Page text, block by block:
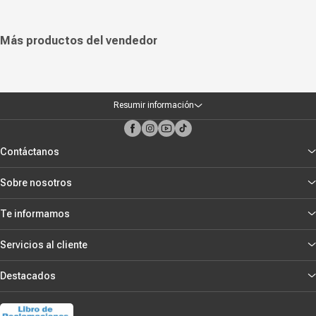
tu espacio.
Más productos del vendedor
Resumir información
Contáctanos
Sobre nosotros
Te informamos
Servicios al cliente
Destacados